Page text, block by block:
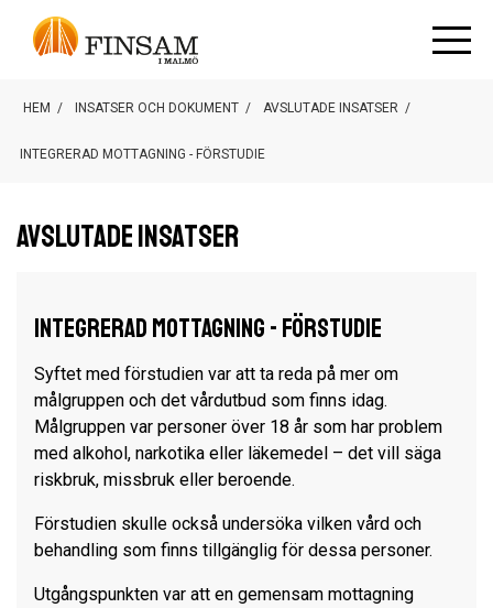
HEM / INSATSER OCH DOKUMENT / AVSLUTADE INSATSER /
INTEGRERAD MOTTAGNING - FÖRSTUDIE
Avslutade insatser
Integrerad mottagning - Förstudie
Syftet med förstudien var att ta reda på mer om
målgruppen och det vårdutbud som finns idag.
Målgruppen var personer över 18 år som har problem
med alkohol, narkotika eller läkemedel – det vill säga
riskbruk, missbruk eller beroende.
Förstudien skulle också undersöka vilken vård och
behandling som finns tillgänglig för dessa personer.
Utgångspunkten var att en gemensam mottagning